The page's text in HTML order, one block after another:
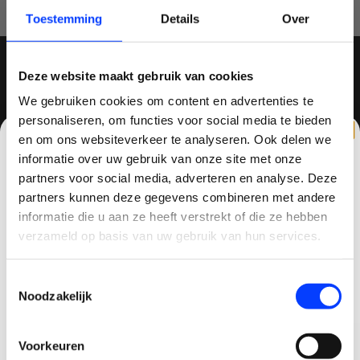
Toestemming Details Over
Deze website maakt gebruik van cookies
We gebruiken cookies om content en advertenties te
personaliseren, om functies voor social media te bieden
en om ons websiteverkeer te analyseren. Ook delen we
informatie over uw gebruik van onze site met onze
partners voor social media, adverteren en analyse. Deze
partners kunnen deze gegevens combineren met andere
informatie die u aan ze heeft verstrekt of die ze hebben
verzameld op basis van uw gebruik van hun services.
Noodzakelijk
Voorkeuren
QUADCOPTER-SHOP
Contactgegevens
Haagsittarderweg 27
CLAIM KORTING OP JE EERSTE
BESTELLING!